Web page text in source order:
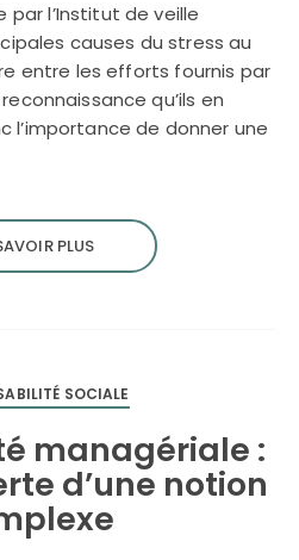
l’Institut de veille
causes du stress au
entre les efforts fournis par
qu’ils en
l’importance de donner une
PLUS
SOCIALE
managériale :
d’une notion